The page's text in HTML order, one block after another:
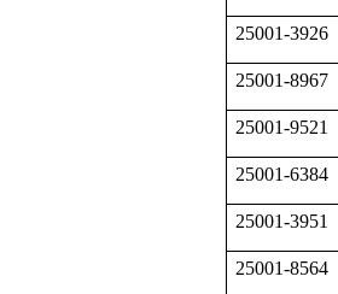
25001-3926
25001-8967
25001-9521
25001-6384
25001-3951
25001-8564